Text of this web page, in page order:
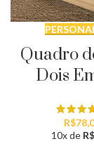
Quadro
Dois
R$
10x de R$